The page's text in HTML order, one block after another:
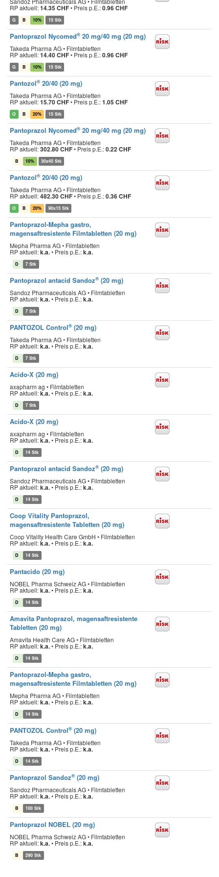
RP aktuell:14.35 CHF• Preis p.E.:0.96 CHF
G B 10% 15 Stk
Pantoprazol Nycomed® 20 mg/40 mg (20 mg)
Takeda Pharma AG • Filmtabletten
RP aktuell:14.40 CHF• Preis p.E.:0.96 CHF
G B 10% 15 Stk
Pantozol® 20/40 (20 mg)
Takeda Pharma AG • Filmtabletten
RP aktuell:15.70 CHF• Preis p.E.:1.05 CHF
O B 20% 15 Stk
Pantoprazol Nycomed® 20 mg/40 mg (20 mg)
Takeda Pharma AG • Filmtabletten
RP aktuell:302.80 CHF• Preis p.E.:0.22 CHF
B 10% 30x45 Stk
Pantozol® 20/40 (20 mg)
Takeda Pharma AG • Filmtabletten
RP aktuell:482.30 CHF• Preis p.E.:0.36 CHF
O B 20% 90x15 Stk
Pantoprazol-Mepha gastro,
magensaftresistente Filmtabletten (20 mg)
Mepha Pharma AG • Filmtabletten
RP aktuell:k.a.• Preis p.E.:k.a.
D 7 Stk
Pantoprazol antacid Sandoz® (20 mg)
Sandoz Pharmaceuticals AG • Filmtabletten
RP aktuell:k.a.• Preis p.E.:k.a.
D 7 Stk
PANTOZOL Control® (20 mg)
Takeda Pharma AG • Filmtabletten
RP aktuell:k.a.• Preis p.E.:k.a.
D 7 Stk
Acido-X (20 mg)
axapharm ag • Filmtabletten
RP aktuell:k.a.• Preis p.E.:k.a.
D 7 Stk
Acido-X (20 mg)
axapharm ag • Filmtabletten
RP aktuell:k.a.• Preis p.E.:k.a.
D 14 Stk
Pantoprazol antacid Sandoz® (20 mg)
Sandoz Pharmaceuticals AG • Filmtabletten
RP aktuell:k.a.• Preis p.E.:k.a.
D 14 Stk
Coop Vitality Pantoprazol,
magensaftresistente Tabletten (20 mg)
Coop Vitality Health Care GmbH • Filmtabletten
RP aktuell:k.a.• Preis p.E.:k.a.
D 14 Stk
Pantacido (20 mg)
NOBEL Pharma Schweiz AG • Filmtabletten
RP aktuell:k.a.• Preis p.E.:k.a.
D 14 Stk
Amavita Pantoprazol, magensaftresistente
Tabletten (20 mg)
Amavita Health Care AG • Filmtabletten
RP aktuell:k.a.• Preis p.E.:k.a.
D 14 Stk
Pantoprazol-Mepha gastro,
magensaftresistente Filmtabletten (20 mg)
Mepha Pharma AG • Filmtabletten
RP aktuell:k.a.• Preis p.E.:k.a.
D 14 Stk
PANTOZOL Control® (20 mg)
Takeda Pharma AG • Filmtabletten
RP aktuell:k.a.• Preis p.E.:k.a.
D 14 Stk
Pantoprazol Sandoz® (20 mg)
Sandoz Pharmaceuticals AG • Filmtabletten
RP aktuell:k.a.• Preis p.E.:k.a.
B 100 Stk
Pantoprazol NOBEL (20 mg)
NOBEL Pharma Schweiz AG • Filmtabletten
RP aktuell:k.a.• Preis p.E.:k.a.
B 290 Stk